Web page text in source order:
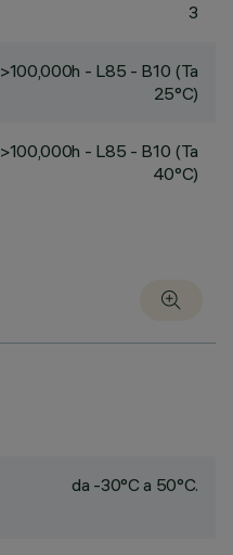
3
>100,000h - L85 - B10 (Ta
25°C)
>100,000h - L85 - B10 (Ta
40°C)
da -30°C a 50°C.